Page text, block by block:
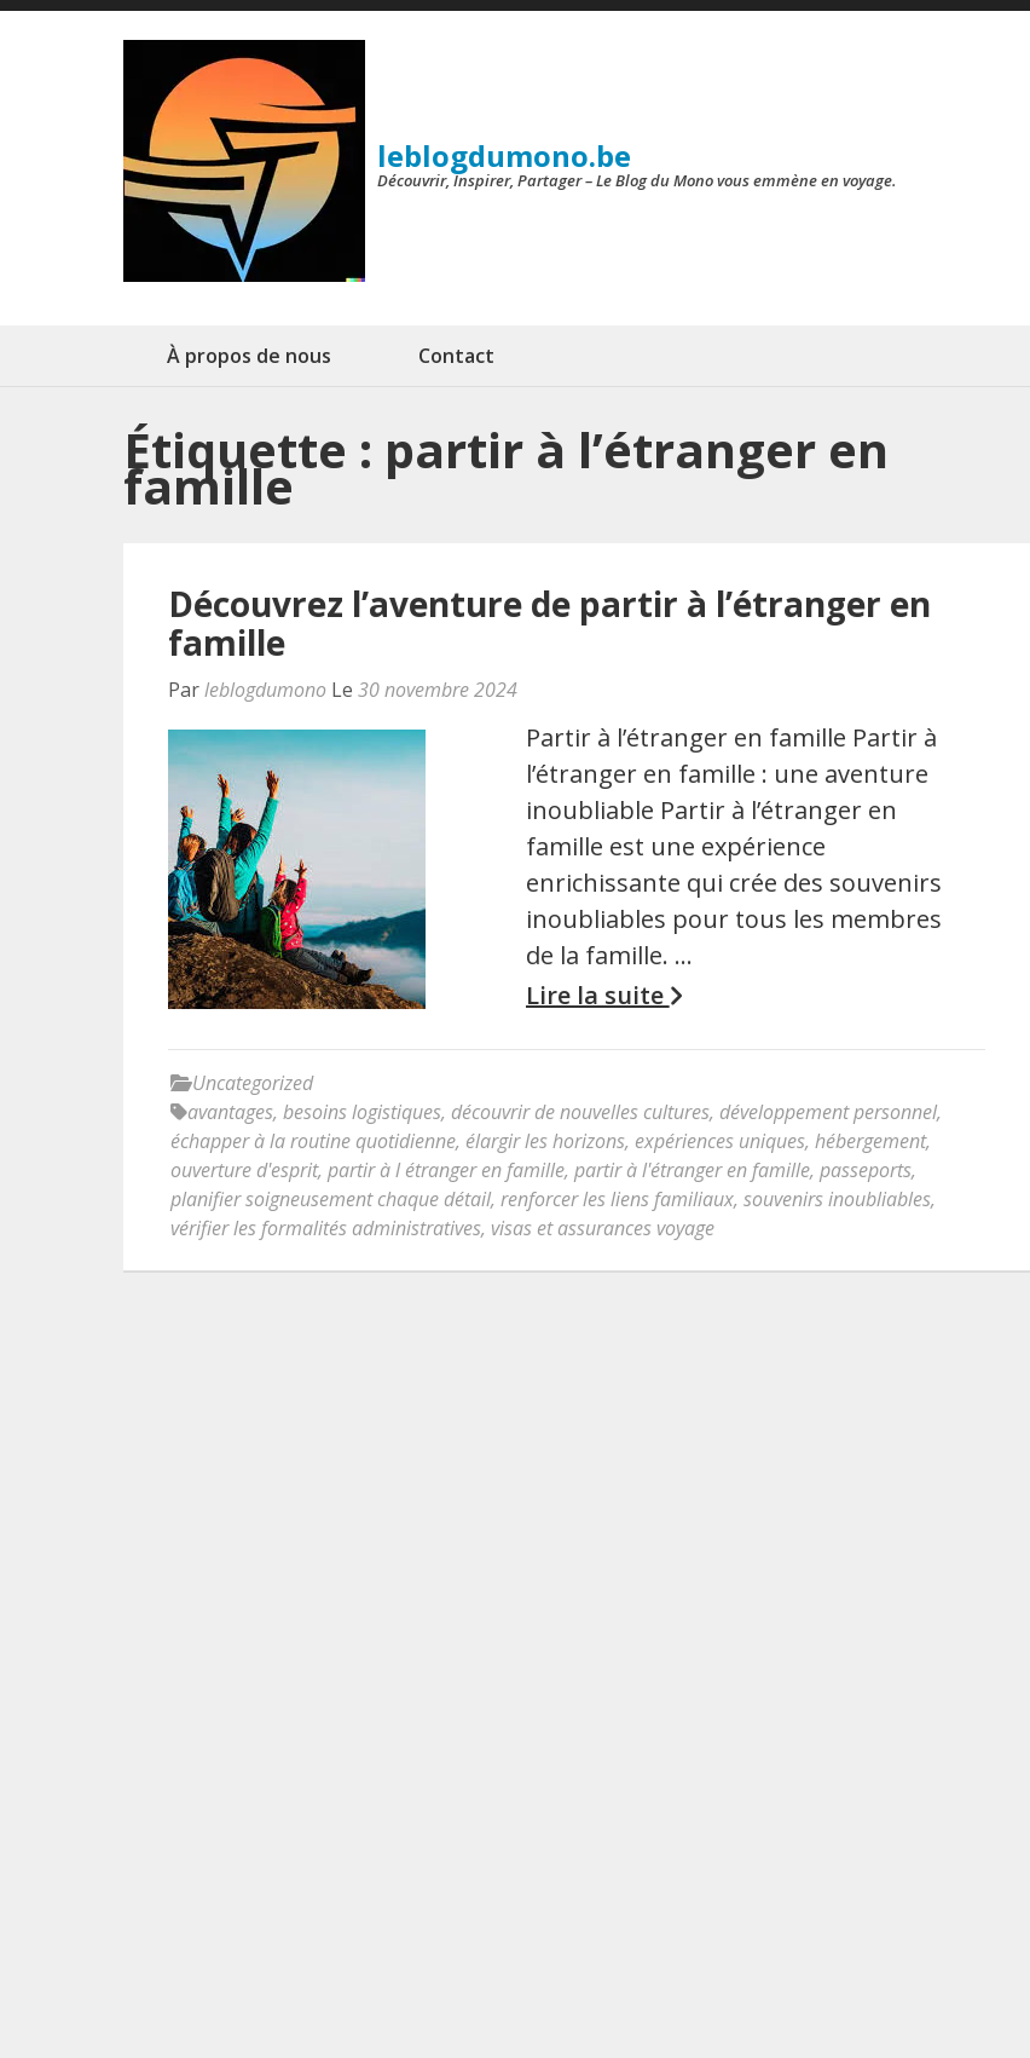
Aller
leblogdumono.be
Découvrir, Inspirer, Partager – Le Blog du Mono vous emmène en voyage.
À propos de nous Contact
Étiquette : partir à l’étranger en
famille
Découvrez l’aventure de partir à l’étranger en
famille
Parleblogdumono Le 30 novembre 2024
Partir à l’étranger en famille Partir à
l’étranger en famille : une aventure
inoubliable Partir à l’étranger en
famille est une expérience
enrichissante qui crée des souvenirs
inoubliables pour tous les membres
de la famille. …
Lire la suite
Uncategorized
avantages, besoins logistiques, découvrir de nouvelles cultures, développement personnel,
échapper à la routine quotidienne, élargir les horizons, expériences uniques, hébergement,
ouverture d'esprit, partir à l étranger en famille, partir à l'étranger en famille, passeports,
planifier soigneusement chaque détail, renforcer les liens familiaux, souvenirs inoubliables,
vérifier les formalités administratives, visas et assurances voyage